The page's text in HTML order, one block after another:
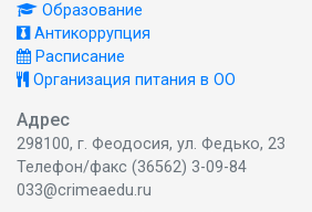
Образование
Антикоррупция
Расписание
Организация питания в ОО
Адрес
298100, г. Феодосия, ул. Федько, 23
Телефон/факс (36562) 3-09-84
033@crimeaedu.ru